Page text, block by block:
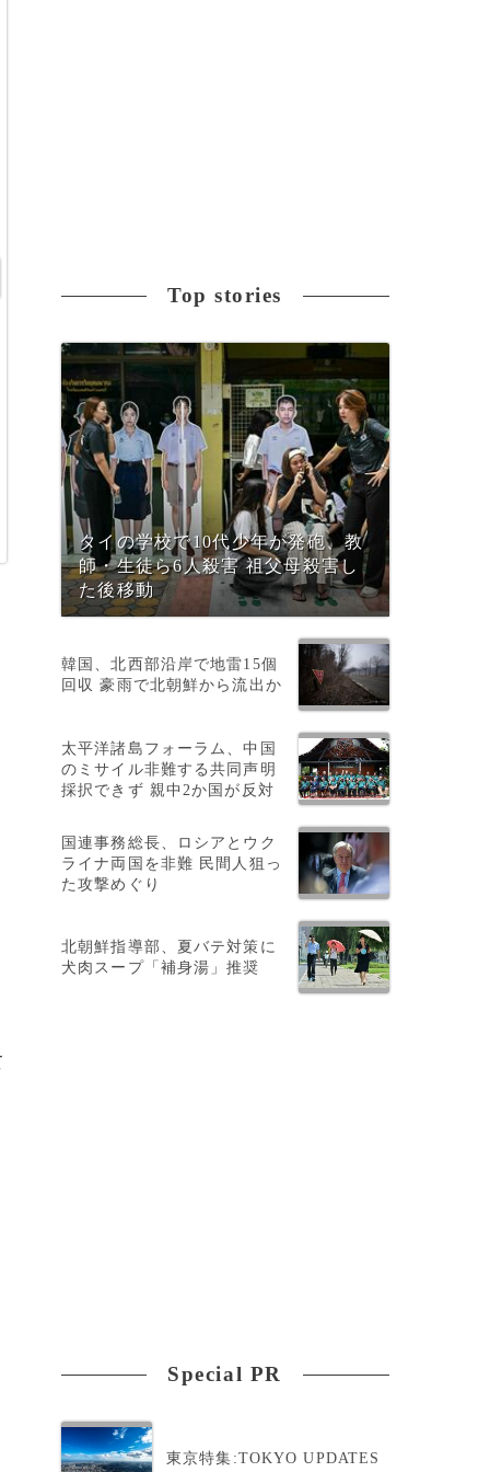
Top stories
タイの学校で10代少年が発砲、教
師・生徒ら6人殺害 祖父母殺害し
た後移動
韓国、北西部沿岸で地雷15個
回収 豪雨で北朝鮮から流出か
太平洋諸島フォーラム、中国
のミサイル非難する共同声明
採択できず 親中2か国が反対
国連事務総長、ロシアとウク
ライナ両国を非難 民間人狙っ
た攻撃めぐり
北朝鮮指導部、夏バテ対策に
犬肉スープ「補身湯」推奨
Special PR
東京特集:TOKYO UPDATES